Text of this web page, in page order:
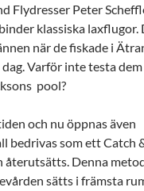
Flydresser Peter
klassiska laxflugor.
när de fiskade i
Varför inte testa
pool?
och nu öppnas även
bedrivas som ett Catch
Denna
sätts i främsta